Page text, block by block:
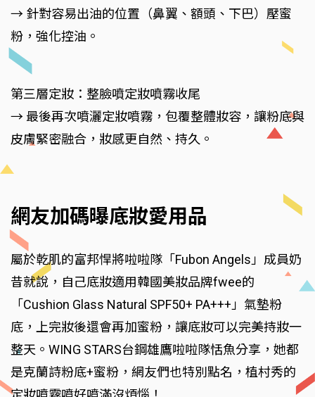
→ 針對容易出油的位置（鼻翼、額頭、下巴）壓蜜
粉，強化控油。
第三層定妝：整臉噴定妝噴霧收尾
→ 最後再次噴灑定妝噴霧，包覆整體妝容，讓粉底與
皮膚緊密融合，妝感更自然、持久。
網友加碼曝底妝愛用品
屬於乾肌的富邦悍將啦啦隊「Fubon Angels」成員奶
昔就說，自己底妝適用韓國美妝品牌fwee的
「Cushion Glass Natural SPF50+ PA+++」氣墊粉
底，上完妝後還會再加蜜粉，讓底妝可以完美持妝一
整天。WING STARS台鋼雄鷹啦啦隊恬魚分享，她都
是克蘭詩粉底+蜜粉，網友們也特別點名，植村秀的